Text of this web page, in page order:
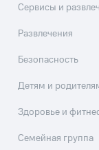
Сервисы и
Развлечения
Безопасность
Детям и
Здоровье и
Семейная группа